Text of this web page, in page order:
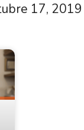
17, 2019